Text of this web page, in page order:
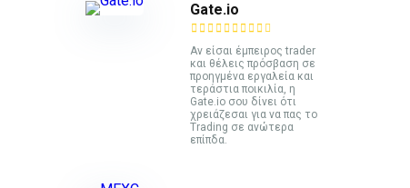
Gate.io
Αν είσαι έμπειρος trader
και θέλεις πρόσβαση σε
προηγμένα εργαλεία και
τεράστια ποικιλία, η
Gate.io σου δίνει ότι
χρειάζεσαι για να πας το
Trading σε ανώτερα
επίπδα.